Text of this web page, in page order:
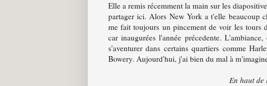
Elle a remis récemment la main sur les
partager ici. Alors New York a t'elle beaucoup
me fait toujours un pincement de voir les tours
car inaugurées l'année précedente.
s'aventurer dans certains quartiers comme
Bowery. Aujourd'hui, j'ai bien du mal à
En haut de